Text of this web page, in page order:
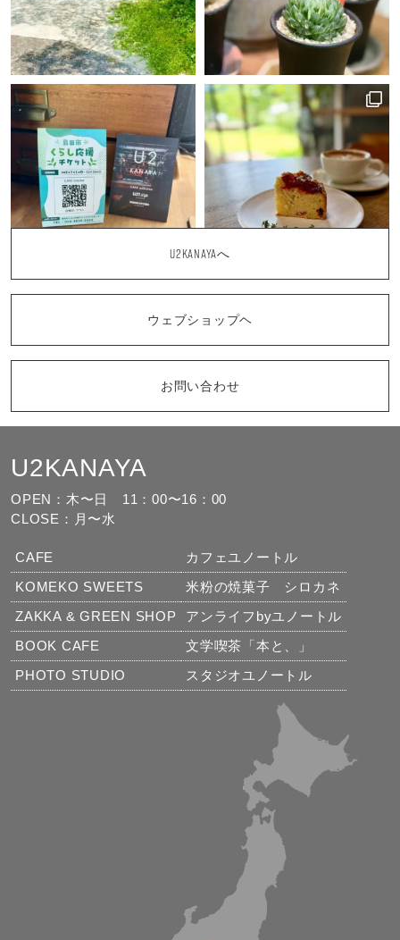
もっと見る フォローする
U2KANAYAへ
ウェブショップヘ
お問い合わせ
U2KANAYA
OPEN：木〜日 11：00〜16：00
CLOSE：月〜水
CAFE
カフェユノートル
KOMEKO SWEETS
米粉の焼菓子 シロカネ
ZAKKA & GREEN SHOP
アンライフbyユノートル
BOOK CAFE
文学喫茶「本と、」
PHOTO STUDIO
スタジオユノートル